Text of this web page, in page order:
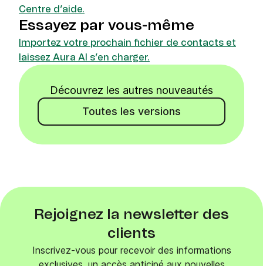
Centre d’aide.
Essayez par vous-même
Importez votre prochain fichier de contacts et
laissez Aura AI s’en charger.
Découvrez les autres nouveautés
Toutes les versions
Rejoignez la newsletter des
clients
Inscrivez-vous pour recevoir des informations